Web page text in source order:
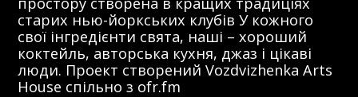
старих нью-йоркських клубів У кожного
свої інгредієнти свята, наші – хороший
коктейль, авторська кухня, джаз і цікаві
люди. Проект створений Vozdvizhenka Arts
House спільно з ofr.fm